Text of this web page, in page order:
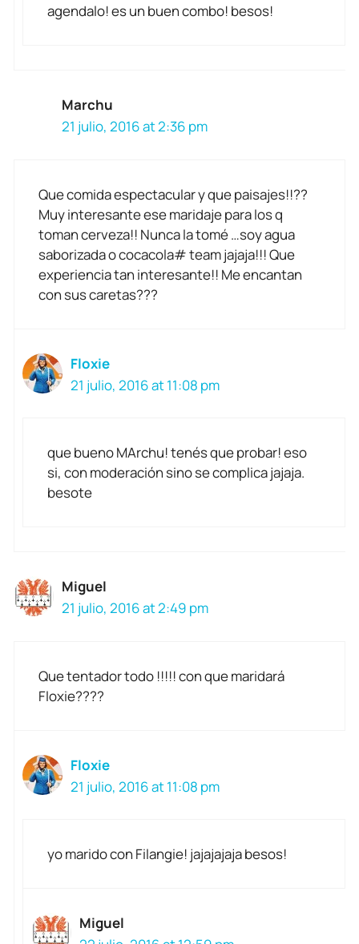
agendalo! es un buen combo! besos!
Marchu
21 julio, 2016 at 2:36 pm
Que comida espectacular y que paisajes!!??
Muy interesante ese maridaje para los q
toman cerveza!! Nunca la tomé …soy agua
saborizada o cocacola# team jajaja!!! Que
experiencia tan interesante!! Me encantan
con sus caretas???
Floxie
21 julio, 2016 at 11:08 pm
que bueno MArchu! tenés que probar! eso
si, con moderación sino se complica jajaja.
besote
Miguel
21 julio, 2016 at 2:49 pm
Que tentador todo !!!!! con que maridará
Floxie????
Floxie
21 julio, 2016 at 11:08 pm
yo marido con Filangie! jajajajaja besos!
Miguel